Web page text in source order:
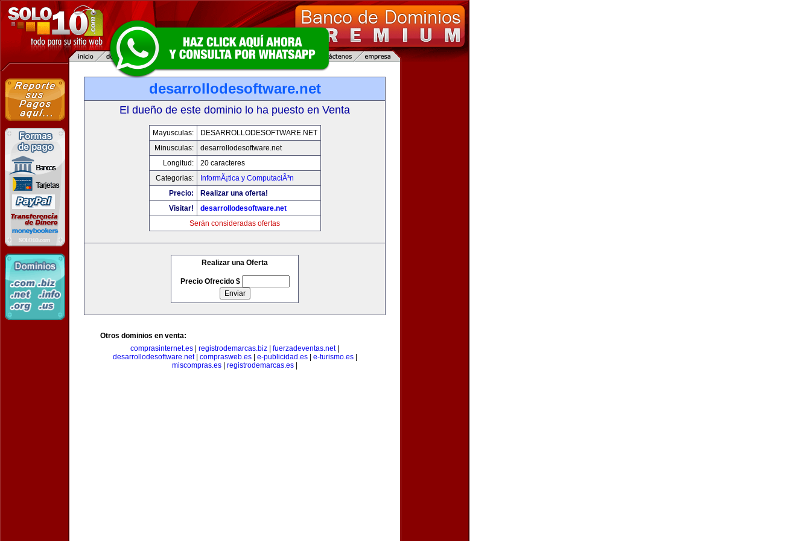
desarrollodesoftware.net
El dueño de este dominio lo ha puesto en Venta
Mayusculas:
DESARROLLODESOFTWARE.NET
Minusculas:
desarrollodesoftware.net
Longitud:
20 caracteres
Categorias:
InformÃ¡tica y ComputaciÃ³n
Precio:
Realizar una oferta!
Visitar!
desarrollodesoftware.net
Serán consideradas ofertas
Realizar una Oferta
Precio Ofrecido $
Otros dominios en venta:
comprasinternet.es
registrodemarcas.biz fuerzadeventas.net|
desarrollodesoftware.net| comprasweb.es| e-publicidad.es| e-turismo.es|
miscompras.es
registrodemarcas.es